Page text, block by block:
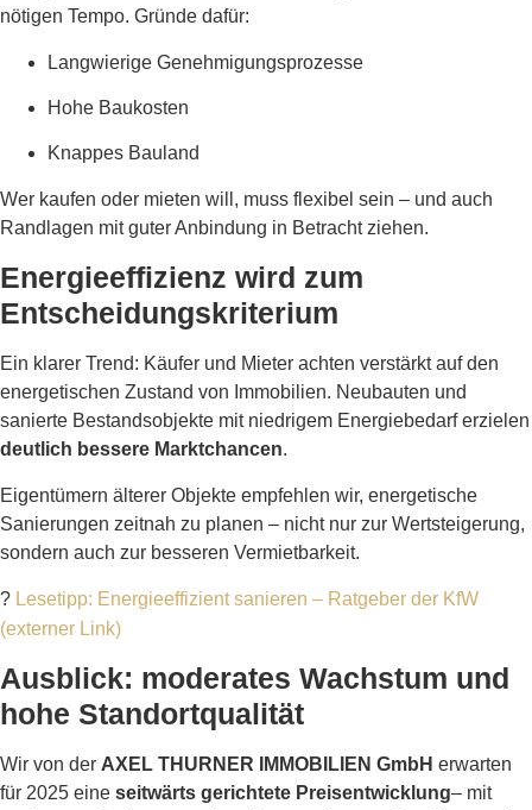
nötigen Tempo. Gründe dafür:
Langwierige Genehmigungsprozesse
Hohe Baukosten
Knappes Bauland
Wer kaufen oder mieten will, muss flexibel sein – und auch
Randlagen mit guter Anbindung in Betracht ziehen.
Energieeffizienz wird zum
Entscheidungskriterium
Ein klarer Trend: Käufer und Mieter achten verstärkt auf den
energetischen Zustand von Immobilien. Neubauten und
sanierte Bestandsobjekte mit niedrigem Energiebedarf erzielen
deutlich bessere Marktchancen.
Eigentümern älterer Objekte empfehlen wir, energetische
Sanierungen zeitnah zu planen – nicht nur zur Wertsteigerung,
sondern auch zur besseren Vermietbarkeit.
? Lesetipp: Energieeffizient sanieren – Ratgeber der KfW
(externer Link)
Ausblick: moderates Wachstum und
hohe Standortqualität
Wir von der AXEL THURNER IMMOBILIEN GmbH erwarten
für 2025 eine seitwärts gerichtete Preisentwicklung– mit